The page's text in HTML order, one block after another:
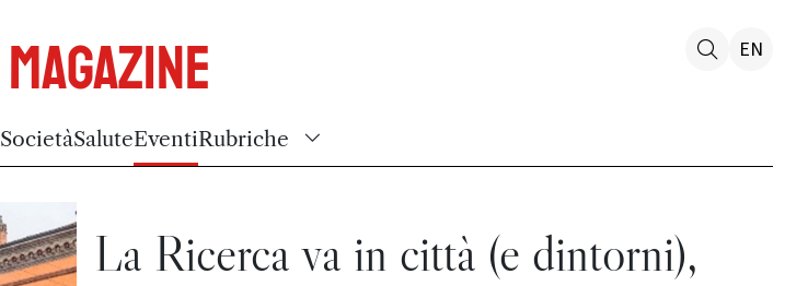
Magazine
SocietàSaluteEventiRubriche
EN
La Ricerca va in città (e dintorni),